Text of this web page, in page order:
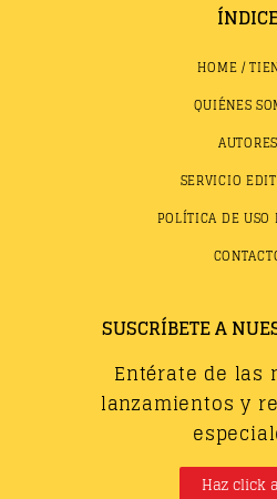
HOME /
QUIÉNES
AUTORES
SERVICIO
POLÍTICA DE USO
SUSCRÍBETE A
Entérate de las
lanzamientos y
Haz click